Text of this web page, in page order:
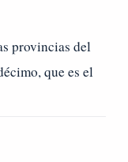
provincias del
que es el